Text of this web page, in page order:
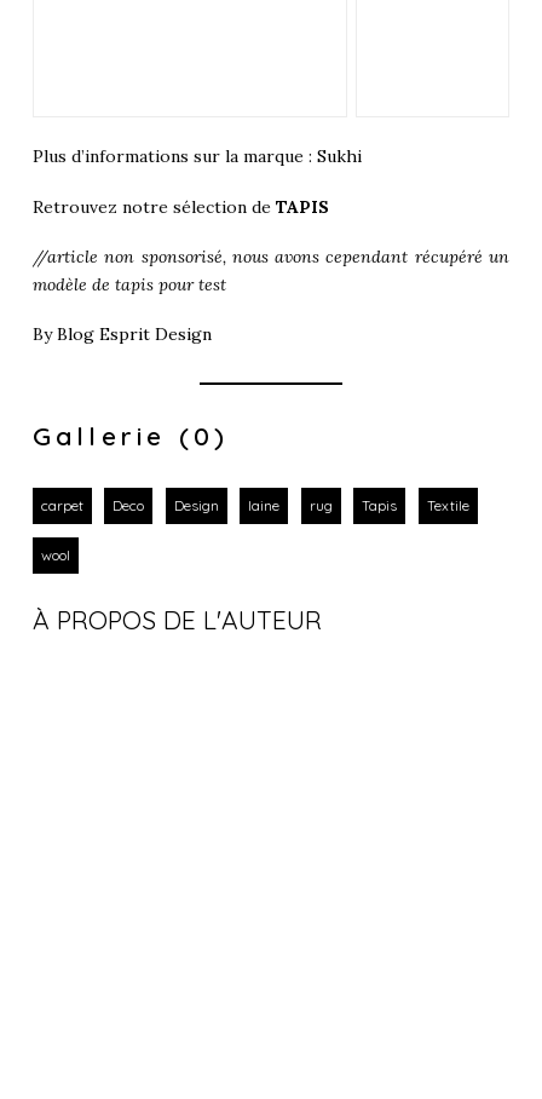
Plus d’informations sur la marque : Sukhi
Retrouvez notre sélection de TAPIS
//article non sponsorisé, nous avons cependant récupéré un
modèle de tapis pour test
ByBlog Esprit Design
Gallerie (0)
carpet Deco Design laine rug Tapis Textile
wool
À PROPOS DE L'AUTEUR